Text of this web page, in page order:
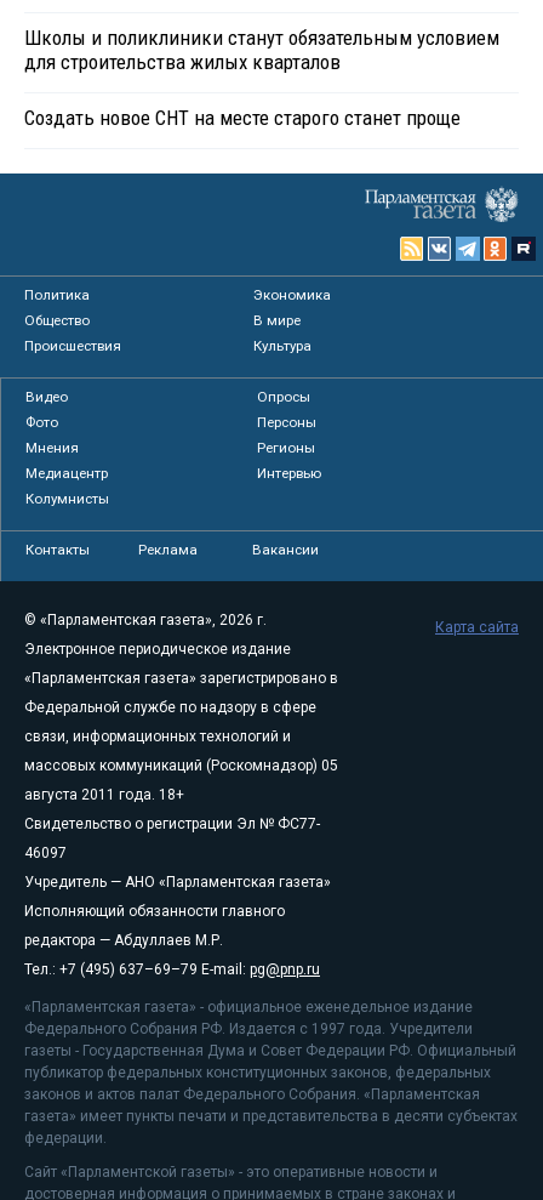
Школы и поликлиники станут обязательным условием
для строительства жилых кварталов
Создать новое СНТ на месте старого станет проще
Политика
Экономика
Общество
В мире
Происшествия
Культура
Видео
Опросы
Фото
Персоны
Мнения
Регионы
Медиацентр
Интервью
Колумнисты
Контакты Реклама Вакансии
© «Парламентская газета», 2026 г.
Электронное периодическое издание
«Парламентская газета» зарегистрировано в
Федеральной службе по надзору в сфере
связи, информационных технологий и
массовых коммуникаций (Роскомнадзор) 05
августа 2011 года. 18+
Свидетельство о регистрации Эл № ФС77-
46097
Учредитель — АНО «Парламентская газета»
Исполняющий обязанности главного
редактора — Абдуллаев М.Р.
Тел.: +7 (495) 637–69–79 E-mail: pg@pnp.ru
«Парламентская газета» - официальное еженедельное издание
Федерального Собрания РФ. Издается с 1997 года. Учредители
газеты - Государственная Дума и Совет Федерации РФ. Официальный
публикатор федеральных конституционных законов, федеральных
законов и актов палат Федерального Собрания. «Парламентская
газета» имеет пункты печати и представительства в десяти субъектах
федерации.
Сайт «Парламентской газеты» - это оперативные новости и
достоверная информация о принимаемых в стране законах и
Карта сайта